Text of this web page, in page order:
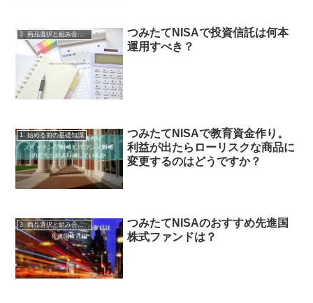
3. 商品選択と組み合わせ
つみたてNISAで投資信託は何本
運用すべき？
1. 始める前の基礎知識
つみたてNISAで教育資金作り。
利益が出たらローリスクな商品に
変更するのはどうですか？
3. 商品選択と組み合わせ
つみたてNISAのおすすめ先進国
株式ファンドは？